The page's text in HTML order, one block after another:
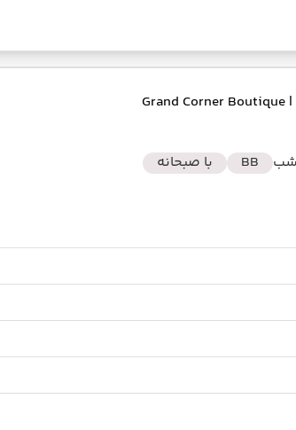
| Grand Corner Boutique
BB با صبحانه